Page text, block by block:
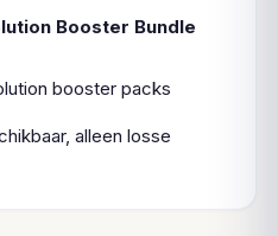
Booster Bundle
booster packs
alleen losse